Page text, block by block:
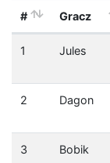
# Gracz
1 Jules
2 Dagon
3 Bobik